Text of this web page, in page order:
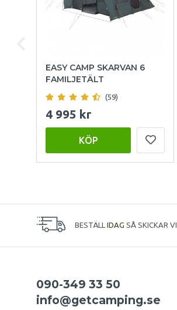
EASY CAMP SKARVAN 6
FAMILJETÄLT
(59)
4 995 kr
KÖP
BESTÄLL IDAG SÅ SKICKAR VI
090-349 33 50
info@getcamping.se